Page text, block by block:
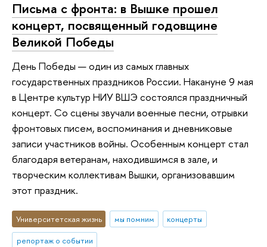
Письма с фронта: в Вышке прошел
концерт, посвященный годовщине
Великой Победы
День Победы — один из самых главных
государственных праздников России. Накануне 9 мая
в Центре культур НИУ ВШЭ состоялся праздничный
концерт. Со сцены звучали военные песни, отрывки
фронтовых писем, воспоминания и дневниковые
записи участников войны. Особенным концерт стал
благодаря ветеранам, находившимся в зале, и
творческим коллективам Вышки, организовавшим
этот праздник.
Университетская жизнь мы помним
концерты
репортаж о событии